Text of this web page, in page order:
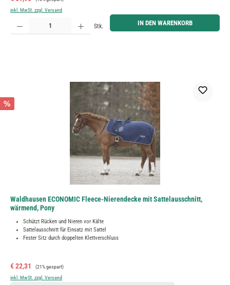
inkl. MwSt. zzgl. Versand
Produkt Anzahl: Gib den gewünschten Wert ein oder benutze die Schaltflächen um die Anzahl zu
Stk. IN DEN WARENKORB
%
Waldhausen ECONOMIC Fleece-Nierendecke mit Sattelausschnitt,
wärmend, Pony
Schützt Rücken und Nieren vor Kälte
Sattelausschnitt für Einsatz mit Sattel
Fester Sitz durch doppelten Klettverschluss
Verkaufspreis:
€ 22,31 Regulärer Preis:
(21% gespart)
inkl. MwSt. zzgl. Versand